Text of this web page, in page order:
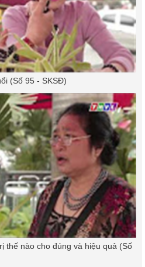
(Số 95 - SKSĐ)
thế nào cho đúng và hiệu quả (Số